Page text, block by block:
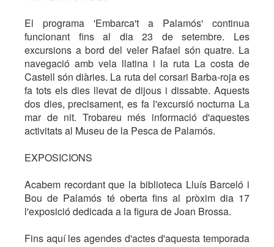
El programa 'Embarca't a Palamós' continua
funcionant fins al dia 23 de setembre. Les
excursions a bord del veler Rafael són quatre. La
navegació amb vela llatina i la ruta La costa de
Castell són diàries. La ruta del corsari Barba-roja es
fa tots els dies llevat de dijous i dissabte. Aquests
dos dies, precisament, es fa l'excursió nocturna La
mar de nit. Trobareu més informació d'aquestes
activitats al Museu de la Pesca de Palamós.
EXPOSICIONS
Acabem recordant que la biblioteca Lluís Barceló i
Bou de Palamós té oberta fins al pròxim dia 17
l'exposició dedicada a la figura de Joan Brossa.
Fins aquí les agendes d'actes d'aquesta temporada